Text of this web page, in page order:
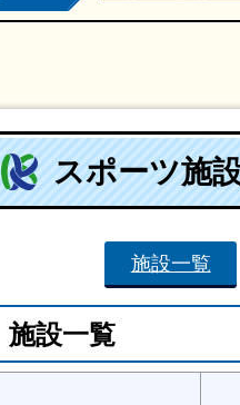
スポーツ施
施設一覧
施設一覧